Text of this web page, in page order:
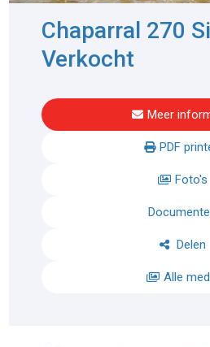
Chaparral 270
Verkocht
Meer
PDF
Foto's
Delen
Alle